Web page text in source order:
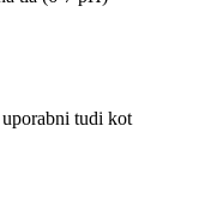
tudi kot